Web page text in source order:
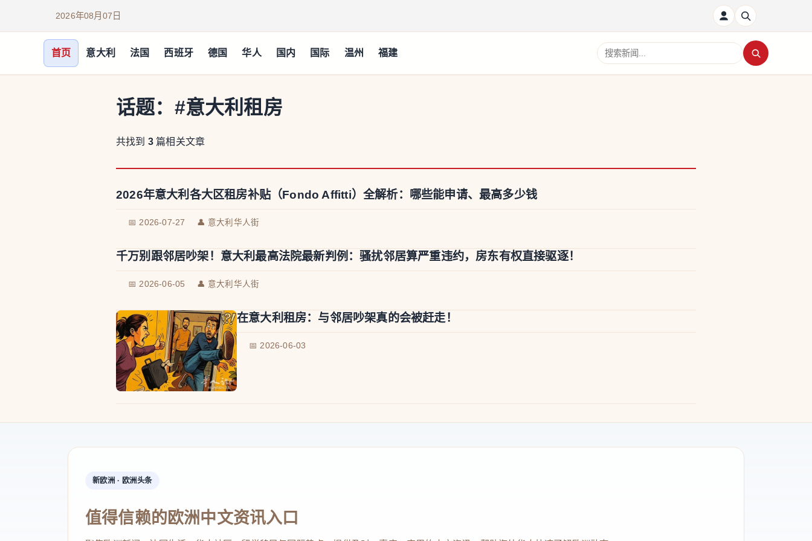
2026年08月07日
首页 意大利 法国 西班牙 德国 华人 国内 国际 温州 福建
搜索新闻
话题： #意大利租房
共找到 3 篇相关文章
2026年意大利各大区租房补贴（Fondo Affitti）全解析：哪些能申请、最高多少钱
📅 2026-07-27 👤 意大利华人街
千万别跟邻居吵架！意大利最高法院最新判例：骚扰邻居算严重违约，房东有权直接驱逐！
📅 2026-06-05 👤 意大利华人街
在意大利租房：与邻居吵架真的会被赶走！
📅 2026-06-03
新欧洲 · 欧洲头条
值得信赖的欧洲中文资讯入口